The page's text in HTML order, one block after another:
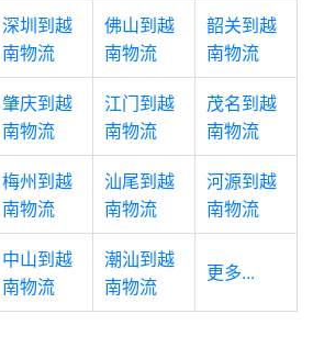
深圳到越
南物流
佛山到越
南物流
韶关到越
南物流
肇庆到越
南物流
江门到越
南物流
茂名到越
南物流
梅州到越
南物流
汕尾到越
南物流
河源到越
南物流
中山到越
南物流
潮汕到越
南物流
更多...